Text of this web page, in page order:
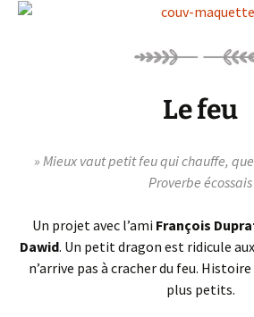
Le feu
» Mieux vaut petit feu qui chauffe,
Proverbe écossais
Un projet avec l’ami François
Dawid. Un petit dragon est ridicule
n’arrive pas à cracher du feu.
plus petits.